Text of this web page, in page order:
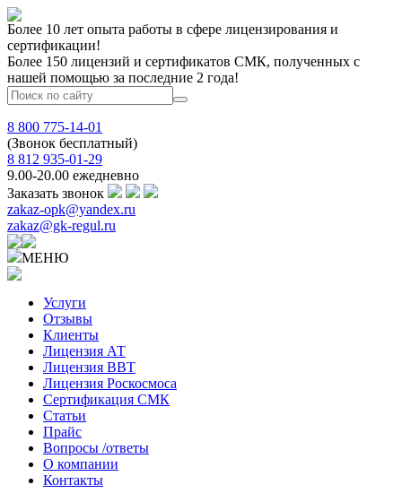
Более 10 лет опыта работы в сфере лицензирования и
сертификации!
Более 150 лицензий и сертификатов СМК, полученных с
нашей помощью за последние 2 года!
8 800 775-14-01
(Звонок бесплатный)
8 812 935-01-29
9.00-20.00 ежедневно
Заказать звонок
zakaz-opk@yandex.ru
zakaz@gk-regul.ru
МЕНЮ
Услуги
Отзывы
Клиенты
Лицензия АТ
Лицензия ВВТ
Лицензия Роскосмоса
Сертификация СМК
Статьи
Прайс
Вопросы /ответы
О компании
Контакты